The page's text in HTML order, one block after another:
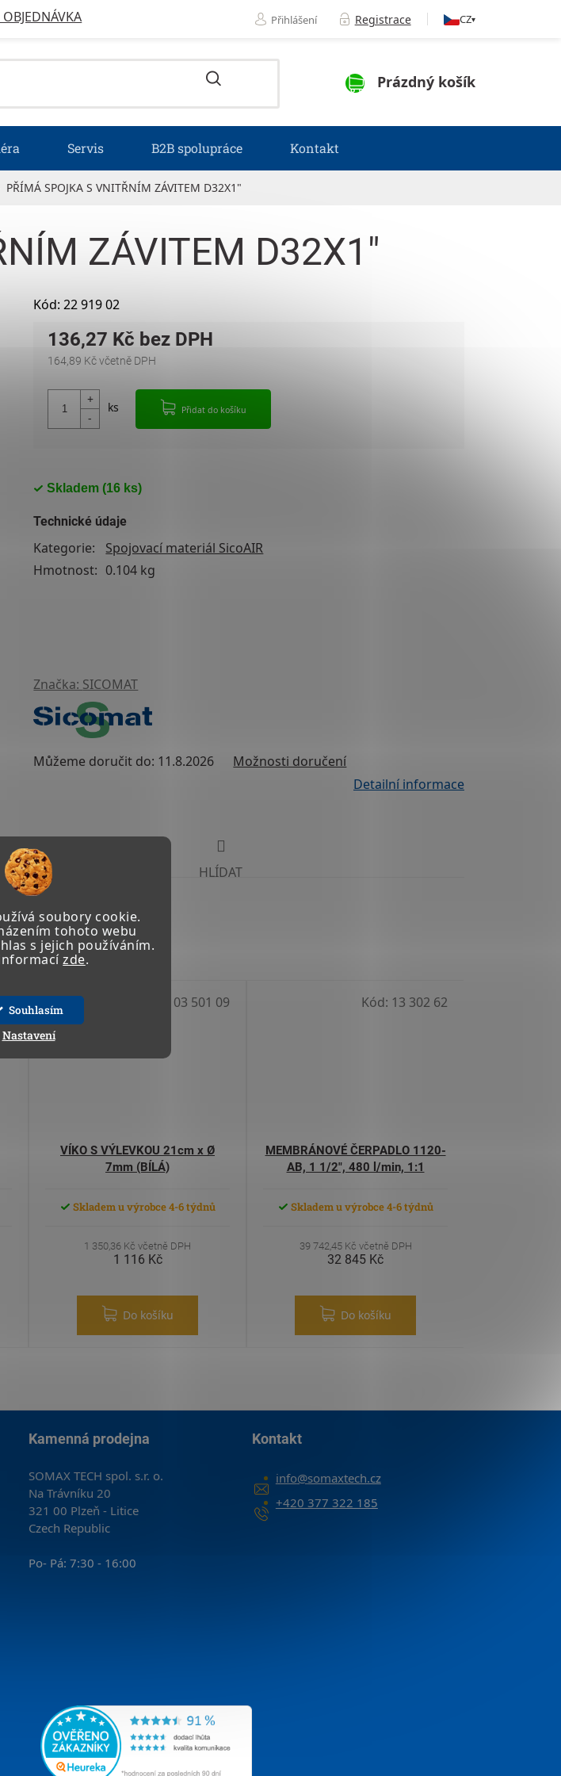
soubory cookie.
tohoto webu
s jejich používáním.
zde.
Souhlasím
Nastavení
OBJEDNÁVKA Přihlášení Registrace CZ▾
NÁKUPNÍ KOŠÍK
Prázdný košík
Servis B2B spolupráce Kontakt
PŘÍMÁ SPOJKA S VNITŘNÍM ZÁVITEM D32X1"
ZÁVITEM D32X1"
Skladem(16 ks)
Značka: SICOMAT
Můžeme doručit do: 11.8.2026 Možnosti doručení
136,27 Kč
164,89 Kč včetně DPH
Přidat do košíku
Detailní informace
TISK HLÍDAT
Kód: 22 919 02
Technické údaje
Kategorie:
Spojovací materiál SicoAIR
Hmotnost: 0.104 kg
VÍKO S VÝLEVKOU 21cm x Ø
7mm (BÍLÁ)
Skladem u výrobce 4-6 týdnů
1 350,36 Kč včetně DPH
1 116 Kč
Do košíku
03 501 09
MEMBRÁNOVÉ ČERPADLO 1120-
AB, 1 1/2", 480 l/min, 1:1
Skladem u výrobce 4-6 týdnů
39 742,45 Kč včetně DPH
32 845 Kč
Do košíku
Kód: 13 302 62
Kamenná prodejna
SOMAX TECH spol. s.r. o.
Na Trávníku 20
321 00 Plzeň - Litice
Czech Republic
Po- Pá: 7:30 - 16:00
Kontakt
info@somaxtech.cz
+420 377 322 185